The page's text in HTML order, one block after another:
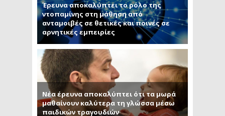
Έρευνα αποκαλύπτει το ρόλο της
ντοπαμίνης στη μάθηση από
ανταμοιβές σε θετικές και ποινές σε
αρνητικές εμπειρίες
Νέα έρευνα αποκαλύπτει ότι τα μωρά
μαθαίνουν καλύτερα τη γλώσσα μέσω
παιδικών τραγουδιών